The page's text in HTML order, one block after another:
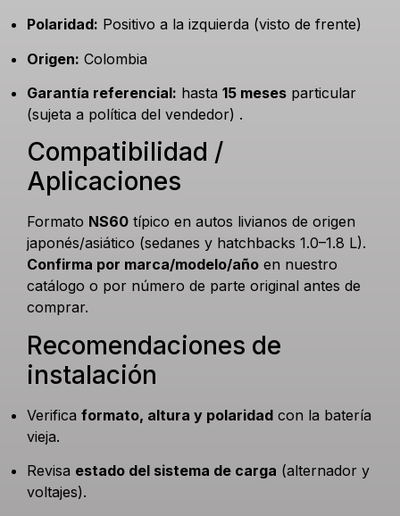
Polaridad: Positivo a la izquierda (visto de frente)
Origen: Colombia
Garantía referencial: hasta 15 meses particular
(sujeta a política del vendedor) .
Compatibilidad /
Aplicaciones
Formato NS60 típico en autos livianos de origen
japonés/asiático (sedanes y hatchbacks 1.0–1.8 L).
Confirma por marca/modelo/año en nuestro
catálogo o por número de parte original antes de
comprar.
Recomendaciones de
instalación
Verifica formato, altura y polaridad con la batería
vieja.
Revisa estado del sistema de carga (alternador y
voltajes).